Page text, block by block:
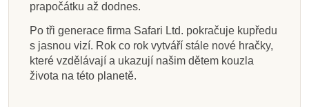
prapočátku až dodnes.
Po tři generace firma Safari Ltd. pokračuje kupředu
s jasnou vizí. Rok co rok vytváří stále nové hračky,
které vzdělávají a ukazují našim dětem kouzla
života na této planetě.